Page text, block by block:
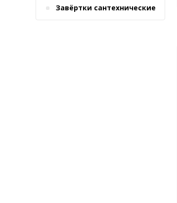
Завёртки сантехнические